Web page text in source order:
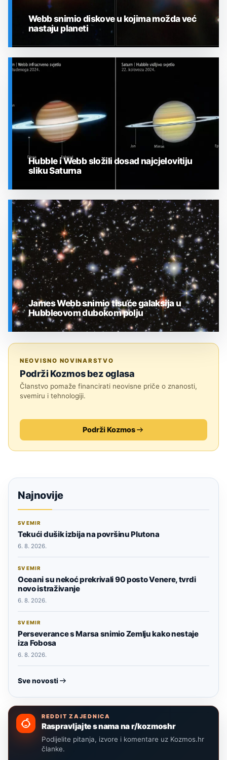
SVEMIR
Webb snimio diskove u kojima možda već
nastaju planeti
SVEMIR
Hubble i Webb složili dosad najcjelovitiju
sliku Saturna
James Webb snimio tisuće galaksija u
Hubbleovom dubokom polju
NEOVISNO NOVINARSTVO
Podrži Kozmos bez oglasa
Članstvo pomaže financirati neovisne priče o znanosti,
svemiru i tehnologiji.
Podrži Kozmos
Najnovije
SVEMIR
Tekući dušik izbija na površinu Plutona
6. 8. 2026.
SVEMIR
Oceani su nekoć prekrivali 90 posto Venere, tvrdi
novo istraživanje
6. 8. 2026.
SVEMIR
Perseverance s Marsa snimio Zemlju kako nestaje
iza Fobosa
6. 8. 2026.
Sve novosti
REDDIT ZAJEDNICA
Raspravljajte s nama na r/kozmoshr
Podijelite pitanja, izvore i komentare uz Kozmos.hr
članke.